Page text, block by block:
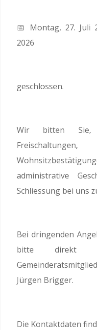
📅 Montag, 27. Juli
2026
geschlossen.
Wir bitten Sie,
administrative
Schliessung bei uns
Bei dringenden
bitte direkt
Jürgen Brigger.
Die Kontaktdaten